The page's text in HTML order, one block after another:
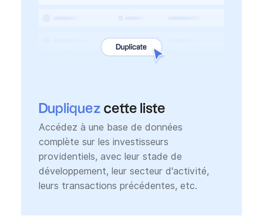
Dupliquez cette liste
Accédez à une base de données
complète sur les investisseurs
providentiels, avec leur stade de
développement, leur secteur d'activité,
leurs transactions précédentes, etc.